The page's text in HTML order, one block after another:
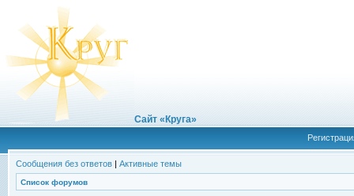
Сайт «Круга»
Сообщения без ответов | Активные темы
Список форумов